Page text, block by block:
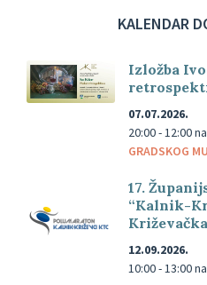
KALENDAR
Izložba
07.07.2026.
20:00 - 12:00
GRADSKOG
17.
“Kalnik-
12.09.2026.
10:00 - 13:00